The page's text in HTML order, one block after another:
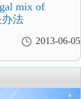
mix of
办法
2013-06-05